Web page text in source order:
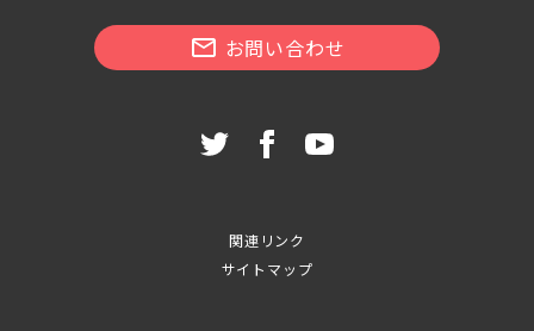
お問い合わせ
関連リンク
サイトマップ